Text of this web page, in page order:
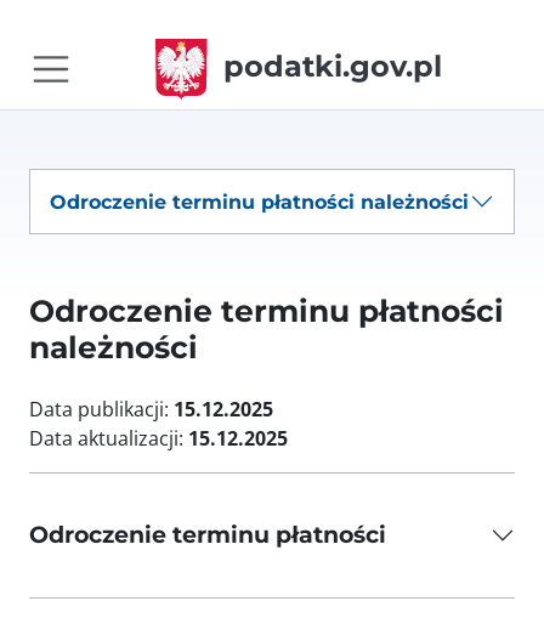
podatki.gov.pl
Odroczenie terminu płatności należności
Odroczenie terminu płatności
należności
Data publikacji: 15.12.2025
Data aktualizacji: 15.12.2025
Odroczenie terminu płatności